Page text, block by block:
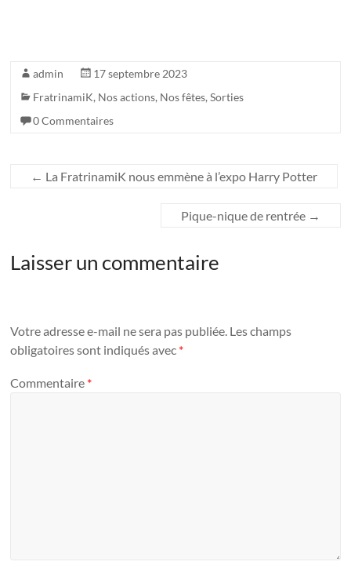
admin
17 septembre 2023
FratrinamiK, Nos actions, Nos fêtes,Sorties
0 Commentaires
← La FratrinamiK nous emmène à l’expo Harry Potter
Pique-nique de rentrée →
Laisser un commentaire
Votre adresse e-mail ne sera pas publiée. Les champs
obligatoires sont indiqués avec *
Commentaire *